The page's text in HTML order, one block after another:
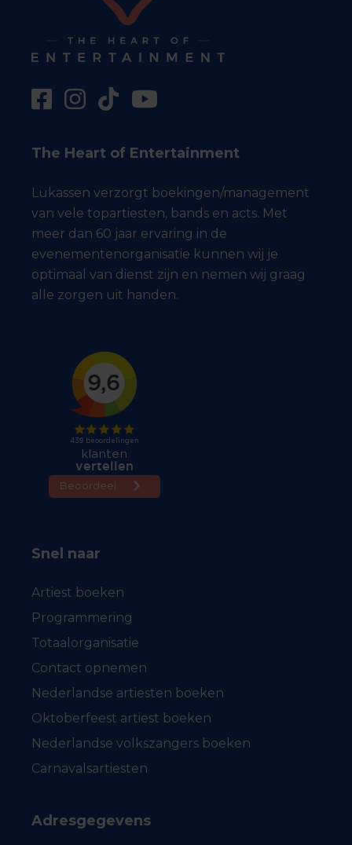
The Heart of Entertainment
Lukassen verzorgt boekingen/management
van vele topartiesten, bands en acts. Met
meer dan 60 jaar ervaring in de
evenementenorganisatie kunnen wij je
optimaal van dienst zijn en nemen wij graag
alle zorgen uit handen.
Snel naar
Artiest boeken
Programmering
Totaalorganisatie
Contact opnemen
Nederlandse artiesten boeken
Oktoberfeest artiest boeken
Nederlandse volkszangers boeken
Carnavalsartiesten
Adresgegevens